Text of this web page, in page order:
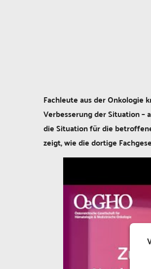
Fachleute aus der Onkologie
Verbesserung der Situation –
die Situation für die
zeigt, wie die dortige